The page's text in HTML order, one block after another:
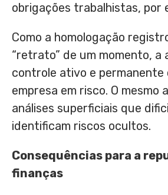
obrigações trabalhistas, por
Como a homologação
“retrato” de um momento, a
controle ativo e permanente
empresa em risco. O mesmo
análises superficiais que
identificam riscos ocultos.
Consequências para a
finanças